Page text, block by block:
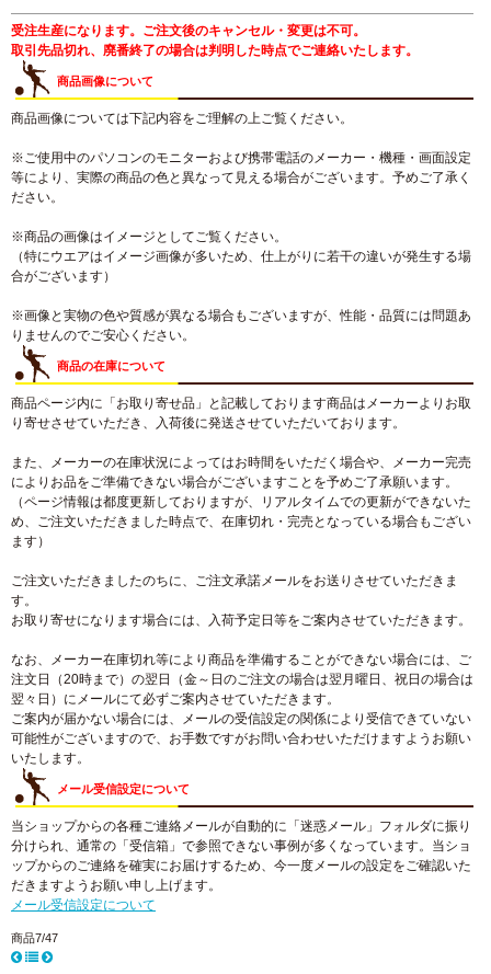
受注生産になります。ご注文後のキャンセル・変更は不可。
取引先品切れ、廃番終了の場合は判明した時点でご連絡いたします。
商品画像について
商品画像については下記内容をご理解の上ご覧ください。
※ご使用中のパソコンのモニターおよび携帯電話のメーカー・機種・画面設定
等により、実際の商品の色と異なって見える場合がございます。予めご了承く
ださい。
※商品の画像はイメージとしてご覧ください。
（特にウエアはイメージ画像が多いため、仕上がりに若干の違いが発生する場
合がございます）
※画像と実物の色や質感が異なる場合もございますが、性能・品質には問題あ
りませんのでご安心ください。
商品の在庫について
商品ページ内に「お取り寄せ品」と記載しております商品はメーカーよりお取
り寄せさせていただき、入荷後に発送させていただいております。
また、メーカーの在庫状況によってはお時間をいただく場合や、メーカー完売
によりお品をご準備できない場合がございますことを予めご了承願います。
（ページ情報は都度更新しておりますが、リアルタイムでの更新ができないた
め、ご注文いただきました時点で、在庫切れ・完売となっている場合もござい
ます）
ご注文いただきましたのちに、ご注文承諾メールをお送りさせていただきま
す。
お取り寄せになります場合には、入荷予定日等をご案内させていただきます。
なお、メーカー在庫切れ等により商品を準備することができない場合には、ご
注文日（20時まで）の翌日（金～日のご注文の場合は翌月曜日、祝日の場合は
翌々日）にメールにて必ずご案内させていただきます。
ご案内が届かない場合には、メールの受信設定の関係により受信できていない
可能性がございますので、お手数ですがお問い合わせいただけますようお願い
いたします。
メール受信設定について
当ショップからの各種ご連絡メールが自動的に「迷惑メール」フォルダに振り
分けられ、通常の「受信箱」で参照できない事例が多くなっています。当ショ
ップからのご連絡を確実にお届けするため、今一度メールの設定をご確認いた
だきますようお願い申し上げます。
メール受信設定について
商品7/47